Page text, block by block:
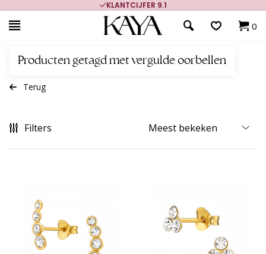
KLANTCIJFER 9.1
0
Producten getagd met vergulde oorbellen
Terug
Filters